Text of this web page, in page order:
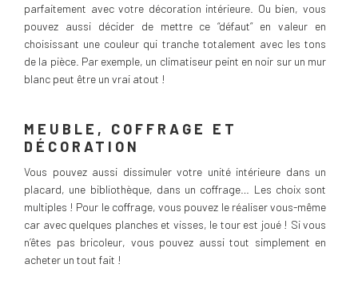
parfaitement avec votre décoration intérieure. Ou bien, vous
pouvez aussi décider de mettre ce “défaut” en valeur en
choisissant une couleur qui tranche totalement avec les tons
de la pièce. Par exemple, un climatiseur peint en noir sur un mur
blanc peut être un vrai atout !
MEUBLE, COFFRAGE ET
DÉCORATION
Vous pouvez aussi dissimuler votre unité intérieure dans un
placard, une bibliothèque, dans un coffrage… Les choix sont
multiples ! Pour le coffrage, vous pouvez le réaliser vous-même
car avec quelques planches et visses, le tour est joué ! Si vous
n’êtes pas bricoleur, vous pouvez aussi tout simplement en
acheter un tout fait !